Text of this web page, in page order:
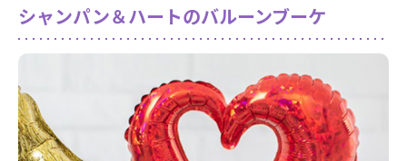
シャンパン＆ハートのバルーンブーケ